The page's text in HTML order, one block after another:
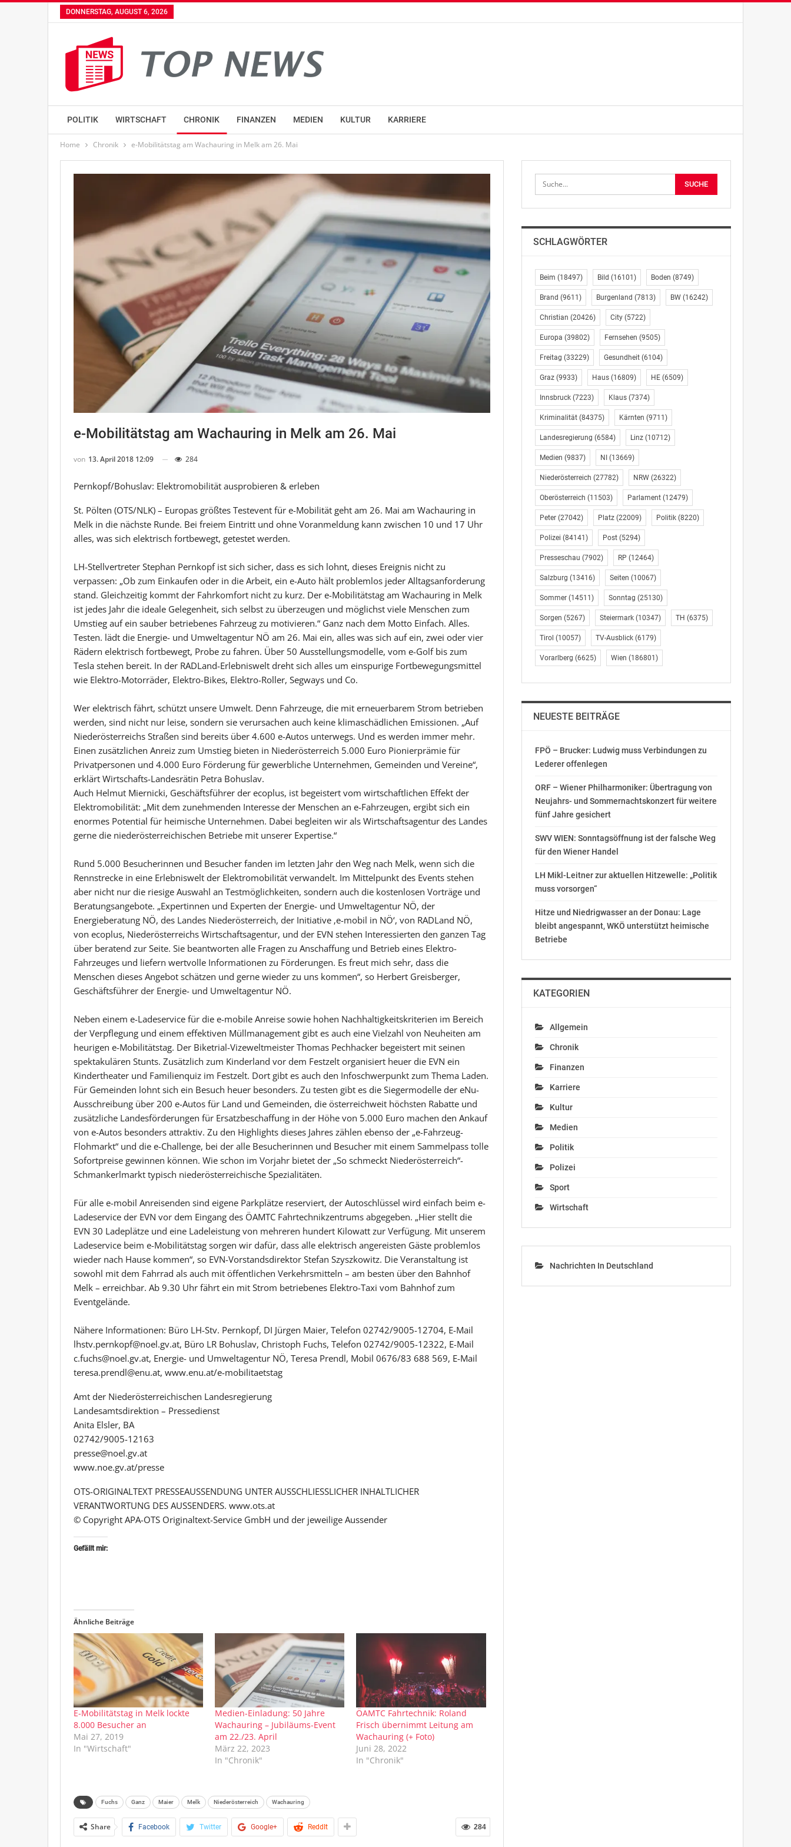
DONNERSTAG, AUGUST 6, 2026
POLITIK WIRTSCHAFT CHRONIK FINANZEN MEDIEN KULTUR KARRIERE
Home Chronik e-Mobilitätstag am Wachauring in Melk am 26. Mai
e-Mobilitätstag am Wachauring in Melk am 26. Mai
von 13. April 2018 12:09 284
Pernkopf/Bohuslav: Elektromobilität ausprobieren & erleben
St. Pölten (OTS/NLK) – Europas größtes Testevent für e-Mobilität geht am 26. Mai am Wachauring in
Melk in die nächste Runde. Bei freiem Eintritt und ohne Voranmeldung kann zwischen 10 und 17 Uhr
alles, was sich elektrisch fortbewegt, getestet werden.
LH-Stellvertreter Stephan Pernkopf ist sich sicher, dass es sich lohnt, dieses Ereignis nicht zu
verpassen: „Ob zum Einkaufen oder in die Arbeit, ein e-Auto hält problemlos jeder Alltagsanforderung
stand. Gleichzeitig kommt der Fahrkomfort nicht zu kurz. Der e-Mobilitätstag am Wachauring in Melk
ist jedes Jahr die ideale Gelegenheit, sich selbst zu überzeugen und möglichst viele Menschen zum
Umstieg auf ein sauber betriebenes Fahrzeug zu motivieren.“ Ganz nach dem Motto Einfach. Alles.
Testen. lädt die Energie- und Umweltagentur NÖ am 26. Mai ein, alles was sich auf ein, zwei oder vier
Rädern elektrisch fortbewegt, Probe zu fahren. Über 50 Ausstellungsmodelle, vom e-Golf bis zum
Tesla stehen bereit. In der RADLand-Erlebniswelt dreht sich alles um einspurige Fortbewegungsmittel
wie Elektro-Motorräder, Elektro-Bikes, Elektro-Roller, Segways und Co.
Wer elektrisch fährt, schützt unsere Umwelt. Denn Fahrzeuge, die mit erneuerbarem Strom betrieben
werden, sind nicht nur leise, sondern sie verursachen auch keine klimaschädlichen Emissionen. „Auf
Niederösterreichs Straßen sind bereits über 4.600 e-Autos unterwegs. Und es werden immer mehr.
Einen zusätzlichen Anreiz zum Umstieg bieten in Niederösterreich 5.000 Euro Pionierprämie für
Privatpersonen und 4.000 Euro Förderung für gewerbliche Unternehmen, Gemeinden und Vereine“,
erklärt Wirtschafts-Landesrätin Petra Bohuslav.
Auch Helmut Miernicki, Geschäftsführer der ecoplus, ist begeistert vom wirtschaftlichen Effekt der
Elektromobilität: „Mit dem zunehmenden Interesse der Menschen an e-Fahrzeugen, ergibt sich ein
enormes Potential für heimische Unternehmen. Dabei begleiten wir als Wirtschaftsagentur des Landes
gerne die niederösterreichischen Betriebe mit unserer Expertise.“
Rund 5.000 Besucherinnen und Besucher fanden im letzten Jahr den Weg nach Melk, wenn sich die
Rennstrecke in eine Erlebniswelt der Elektromobilität verwandelt. Im Mittelpunkt des Events stehen
aber nicht nur die riesige Auswahl an Testmöglichkeiten, sondern auch die kostenlosen Vorträge und
Beratungsangebote. „Expertinnen und Experten der Energie- und Umweltagentur NÖ, der
Energieberatung NÖ, des Landes Niederösterreich, der Initiative ‚e-mobil in NÖ‘, von RADLand NÖ,
von ecoplus, Niederösterreichs Wirtschaftsagentur, und der EVN stehen Interessierten den ganzen Tag
über beratend zur Seite. Sie beantworten alle Fragen zu Anschaffung und Betrieb eines Elektro-
Fahrzeuges und liefern wertvolle Informationen zu Förderungen. Es freut mich sehr, dass die
Menschen dieses Angebot schätzen und gerne wieder zu uns kommen“, so Herbert Greisberger,
Geschäftsführer der Energie- und Umweltagentur NÖ.
Neben einem e-Ladeservice für die e-mobile Anreise sowie hohen Nachhaltigkeitskriterien im Bereich
der Verpflegung und einem effektiven Müllmanagement gibt es auch eine Vielzahl von Neuheiten am
heurigen e-Mobilitätstag. Der Biketrial-Vizeweltmeister Thomas Pechhacker begeistert mit seinen
spektakulären Stunts. Zusätzlich zum Kinderland vor dem Festzelt organisiert heuer die EVN ein
Kindertheater und Familienquiz im Festzelt. Dort gibt es auch den Infoschwerpunkt zum Thema Laden.
Für Gemeinden lohnt sich ein Besuch heuer besonders. Zu testen gibt es die Siegermodelle der eNu-
Ausschreibung über 200 e-Autos für Land und Gemeinden, die österreichweit höchsten Rabatte und
zusätzliche Landesförderungen für Ersatzbeschaffung in der Höhe von 5.000 Euro machen den Ankauf
von e-Autos besonders attraktiv. Zu den Highlights dieses Jahres zählen ebenso der „e-Fahrzeug-
Flohmarkt“ und die e-Challenge, bei der alle Besucherinnen und Besucher mit einem Sammelpass tolle
Sofortpreise gewinnen können. Wie schon im Vorjahr bietet der „So schmeckt Niederösterreich“-
Schmankerlmarkt typisch niederösterreichische Spezialitäten.
Für alle e-mobil Anreisenden sind eigene Parkplätze reserviert, der Autoschlüssel wird einfach beim e-
Ladeservice der EVN vor dem Eingang des ÖAMTC Fahrtechnikzentrums abgegeben. „Hier stellt die
EVN 30 Ladeplätze und eine Ladeleistung von mehreren hundert Kilowatt zur Verfügung. Mit unserem
Ladeservice beim e-Mobilitätstag sorgen wir dafür, dass alle elektrisch angereisten Gäste problemlos
wieder nach Hause kommen“, so EVN-Vorstandsdirektor Stefan Szyszkowitz. Die Veranstaltung ist
sowohl mit dem Fahrrad als auch mit öffentlichen Verkehrsmitteln – am besten über den Bahnhof
Melk – erreichbar. Ab 9.30 Uhr fährt ein mit Strom betriebenes Elektro-Taxi vom Bahnhof zum
Eventgelände.
Nähere Informationen: Büro LH-Stv. Pernkopf, DI Jürgen Maier, Telefon 02742/9005-12704, E-Mail
lhstv.pernkopf@noel.gv.at, Büro LR Bohuslav, Christoph Fuchs, Telefon 02742/9005-12322, E-Mail
c.fuchs@noel.gv.at, Energie- und Umweltagentur NÖ, Teresa Prendl, Mobil 0676/83 688 569, E-Mail
teresa.prendl@enu.at, www.enu.at/e-mobilitaetstag
Amt der Niederösterreichischen Landesregierung
Landesamtsdirektion – Pressedienst
Anita Elsler, BA
02742/9005-12163
presse@noel.gv.at
www.noe.gv.at/presse
OTS-ORIGINALTEXT PRESSEAUSSENDUNG UNTER AUSSCHLIESSLICHER INHALTLICHER
VERANTWORTUNG DES AUSSENDERS. www.ots.at
© Copyright APA-OTS Originaltext-Service GmbH und der jeweilige Aussender
Gefällt mir:
Ähnliche Beiträge
E-Mobilitätstag in Melk lockte
8.000 Besucher an
Mai 27, 2019
In "Wirtschaft"
Medien-Einladung: 50 Jahre
Wachauring – Jubiläums-Event
am 22./23. April
März 22, 2023
In "Chronik"
ÖAMTC Fahrtechnik: Roland
Frisch übernimmt Leitung am
Wachauring (+ Foto)
Juni 28, 2022
In "Chronik"
Fuchs Ganz Maier Melk Niederösterreich Wachauring
284
Share Facebook Twitter Google+ ReddIt
SCHLAGWÖRTER
Beim (18497) Bild (16101) Boden (8749)
Brand (9611) Burgenland (7813) BW(16242)
Christian (20426) City(5722)
Europa (39802) Fernsehen (9505)
Freitag (33229) Gesundheit(6104)
Graz(9933) Haus(16809) HE(6509)
Innsbruck(7223) Klaus(7374)
Kriminalität(84375) Kärnten (9711)
Landesregierung (6584) Linz(10712)
Medien (9837) NI (13669)
Niederösterreich (27782) NRW(26322)
Oberösterreich (11503) Parlament(12479)
Peter(27042) Platz(22009) Politik(8220)
Polizei (84141) Post(5294)
Presseschau (7902) RP (12464)
Salzburg (13416) Seiten (10067)
Sommer(14511) Sonntag (25130)
Sorgen (5267) Steiermark(10347) TH (6375)
Tirol (10057) TV-Ausblick(6179)
Vorarlberg (6625) Wien (186801)
NEUESTE BEITRÄGE
FPÖ – Brucker: Ludwig muss Verbindungen zu
Lederer offenlegen
ORF – Wiener Philharmoniker: Übertragung von
Neujahrs- und Sommernachtskonzert für weitere
fünf Jahre gesichert
SWV WIEN: Sonntagsöffnung ist der falsche Weg
für den Wiener Handel
LH Mikl-Leitner zur aktuellen Hitzewelle: „Politik
muss vorsorgen“
Hitze und Niedrigwasser an der Donau: Lage
bleibt angespannt, WKÖ unterstützt heimische
Betriebe
KATEGORIEN
Allgemein
Chronik
Finanzen
Karriere
Kultur
Medien
Politik
Polizei
Sport
Wirtschaft
Nachrichten In Deutschland